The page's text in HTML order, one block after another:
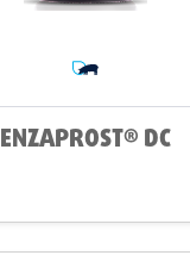
ENZAPROST® DC